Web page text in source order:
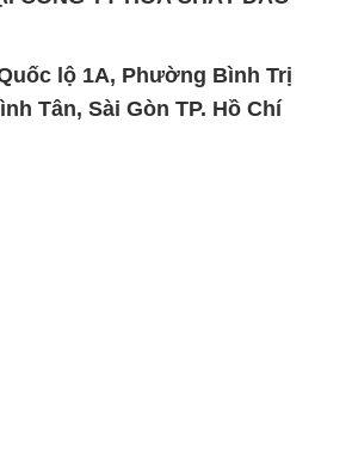
lộ 1A, Phường Bình Trị
Tân, Sài Gòn TP. Hồ Chí